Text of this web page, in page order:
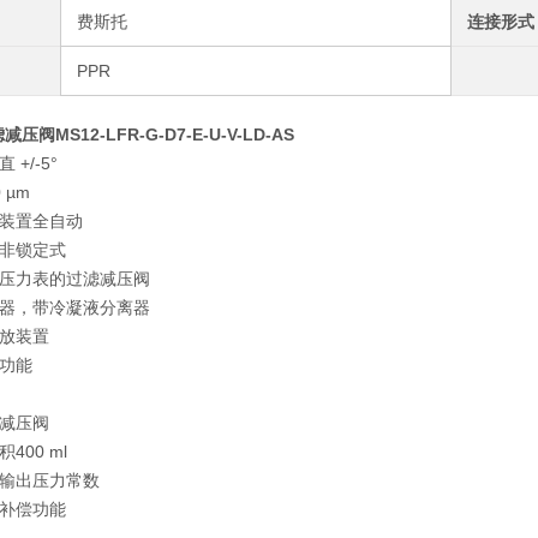
费斯托 连接形式
PPR
减压阀MS12-LFR-G-D7-E-U-V-LD-AS
+/-5°
µm
置全自动
锁定式
力表的过滤减压阀
，带冷凝液分离器
装置
能
压阀
400 ml
出压力常数
偿功能